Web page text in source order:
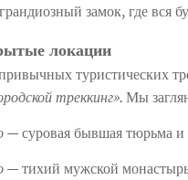
замок, где вся
локации
туристических
треккинг».Мы
— суровая бывшая тюрьма и
— тихий мужской